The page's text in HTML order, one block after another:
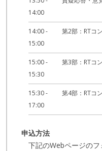
14:00
14:00 -
15:00
第2部：RTコ
15:00 -
15:30
第3部：RTコ
15:30 -
17:00
第4部：RTコ
申込方法
下記のWebページの